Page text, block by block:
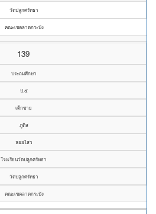
วัดปลูกศรัทธา
คณะเขตลาดกระบัง
139
ประถมศึกษา
ป.๕
เด็กชาย
ภูดิส
ลอยไสว
โรงเรียนวัดปลูกศรัทธา
วัดปลูกศรัทธา
คณะเขตลาดกระบัง